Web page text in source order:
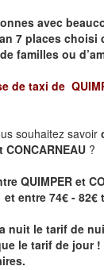
avec
7 places choisi
familles ou
de taxi de
souhaitez savoir
?
QUIMPER et
entre 74€ - 82€
nuit le tarif de
le tarif de jour